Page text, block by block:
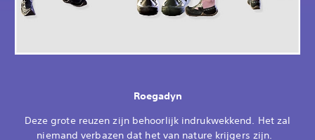
Roegadyn
Deze grote reuzen zijn behoorlijk indrukwekkend. Het zal
niemand verbazen dat het van nature krijgers zijn.